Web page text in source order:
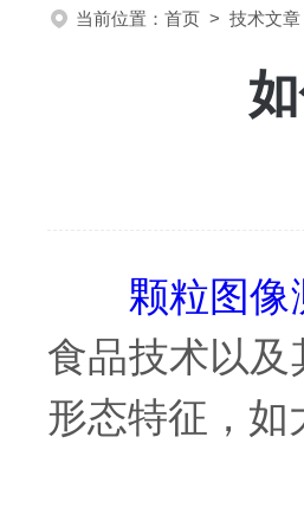
当前位置： 首页 > 技术文章
颗粒图像
食品技术以
形态特征，如